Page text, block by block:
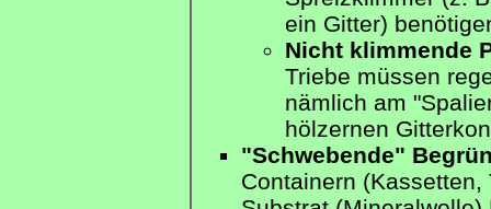
ein Gitter)
Nicht klimmende
Triebe müssen
nämlich am
hölzernen
"Schwebende"
Containern